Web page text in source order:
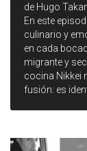
de Hugo
En este
culinario y
en cada
migrante y
cocina Nikkei
fusión: es